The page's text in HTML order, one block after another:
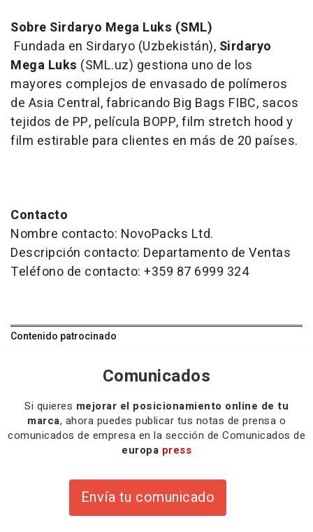
Sobre Sirdaryo Mega Luks (SML)
Fundada en Sirdaryo (Uzbekistán), Sirdaryo
Mega Luks (SML.uz) gestiona uno de los
mayores complejos de envasado de polímeros
de Asia Central, fabricando Big Bags FIBC, sacos
tejidos de PP, película BOPP, film stretch hood y
film estirable para clientes en más de 20 países.
Contacto
Nombre contacto: NovoPacks Ltd.
Descripción contacto: Departamento de Ventas
Teléfono de contacto: +359 87 6999 324
Contenido patrocinado
Comunicados
Si quieres mejorar el posicionamiento online de tu
marca, ahora puedes publicar tus notas de prensa o
comunicados de empresa en la sección de Comunicados de
europa press
Envía tu comunicado